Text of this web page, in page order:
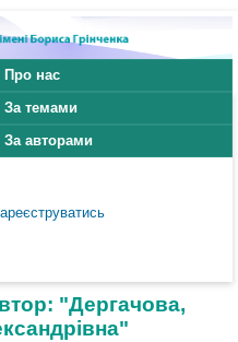
Про нас
За темами
За авторами
"Дергачова,
"